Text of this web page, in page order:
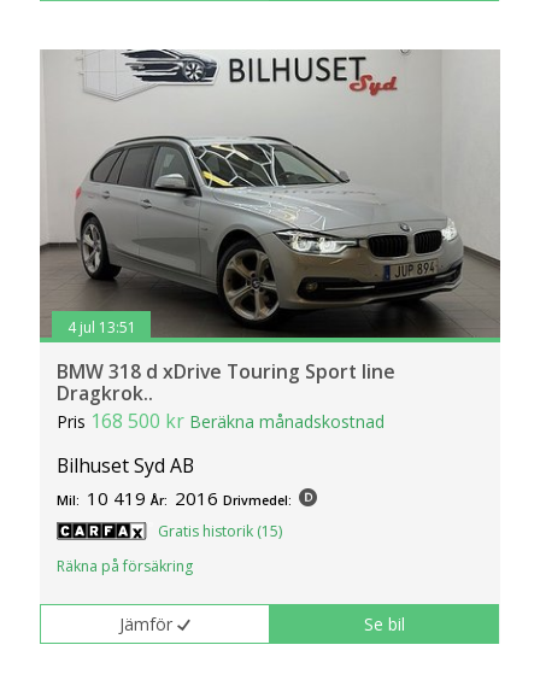
4 jul 13:51
BMW 318 d xDrive Touring Sport line
Dragkrok..
Pris 168 500 kr Beräkna månadskostnad
Bilhuset Syd AB
Mil: 10 419 År: 2016 Drivmedel:
Gratis historik (15)
Räkna på försäkring
Jämför Se bil